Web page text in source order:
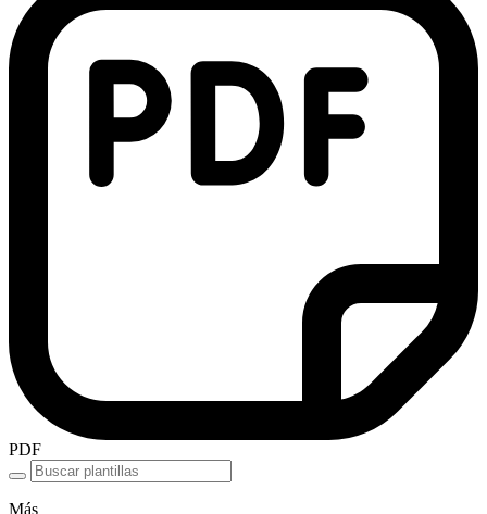
PDF
Más